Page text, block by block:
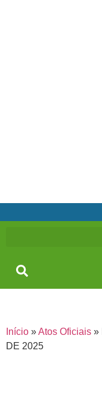
Início »Atos Oficiais »
DE 2025